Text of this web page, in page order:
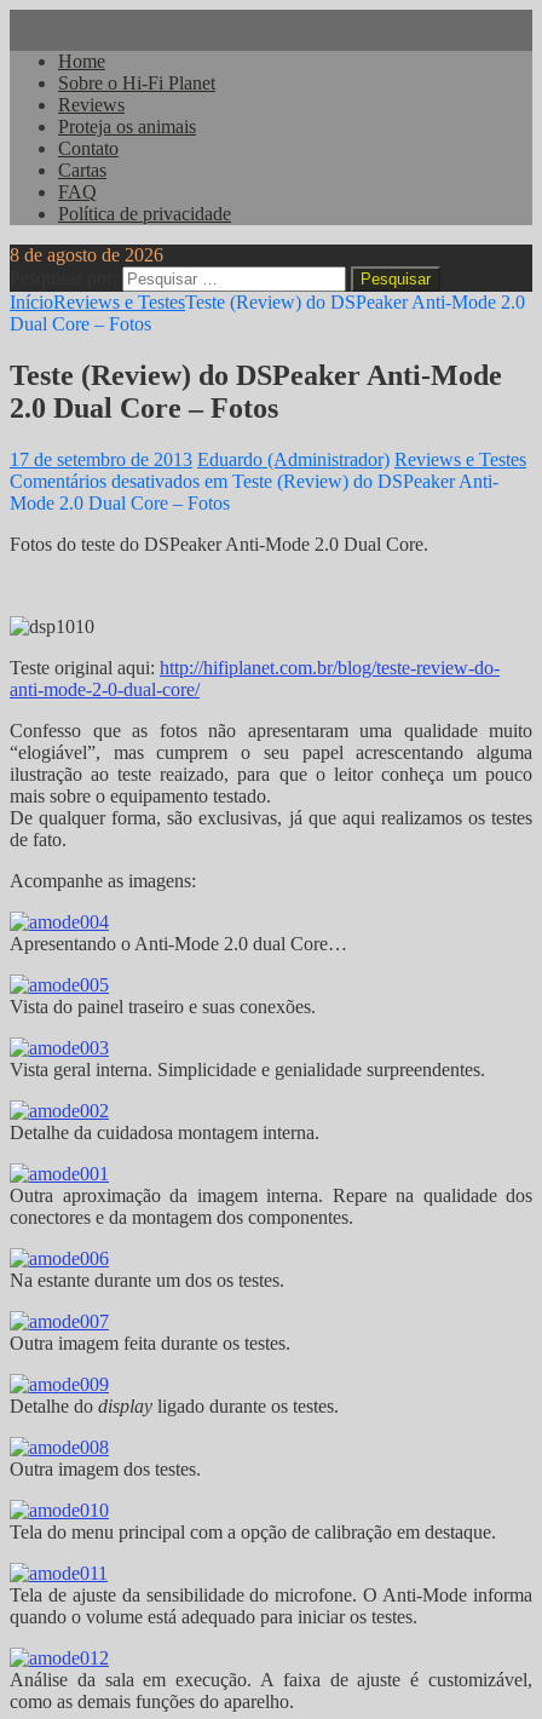
Home
Sobre o Hi-Fi Planet
Reviews
Proteja os animais
Contato
Cartas
FAQ
Política de privacidade
8 de agosto de 2026
InícioReviews e TestesTeste (Review) do DSPeaker Anti-Mode 2.0
Dual Core – Fotos
Teste (Review) do DSPeaker Anti-Mode
2.0 Dual Core – Fotos
17 de setembro de 2013 Eduardo (Administrador) Reviews e Testes
Comentários desativados em Teste (Review) do DSPeaker Anti-
Mode 2.0 Dual Core – Fotos
Fotos do teste do DSPeaker Anti-Mode 2.0 Dual Core.
Teste original aqui: http://hifiplanet.com.br/blog/teste-review-do-
anti-mode-2-0-dual-core/
Confesso que as fotos não apresentaram uma qualidade muito
“elogiável”, mas cumprem o seu papel acrescentando alguma
ilustração ao teste reaizado, para que o leitor conheça um pouco
mais sobre o equipamento testado.
De qualquer forma, são exclusivas, já que aqui realizamos os testes
de fato.
Acompanhe as imagens:
Apresentando o Anti-Mode 2.0 dual Core…
Vista do painel traseiro e suas conexões.
Vista geral interna. Simplicidade e genialidade surpreendentes.
Detalhe da cuidadosa montagem interna.
Outra aproximação da imagem interna. Repare na qualidade dos
conectores e da montagem dos componentes.
Na estante durante um dos os testes.
Outra imagem feita durante os testes.
Detalhe do display ligado durante os testes.
Outra imagem dos testes.
Tela do menu principal com a opção de calibração em destaque.
Tela de ajuste da sensibilidade do microfone. O Anti-Mode informa
quando o volume está adequado para iniciar os testes.
Análise da sala em execução. A faixa de ajuste é customizável,
como as demais funções do aparelho.